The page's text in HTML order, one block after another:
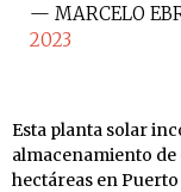
— MARCELO
2023
Esta planta solar
almacenamiento
hectáreas en